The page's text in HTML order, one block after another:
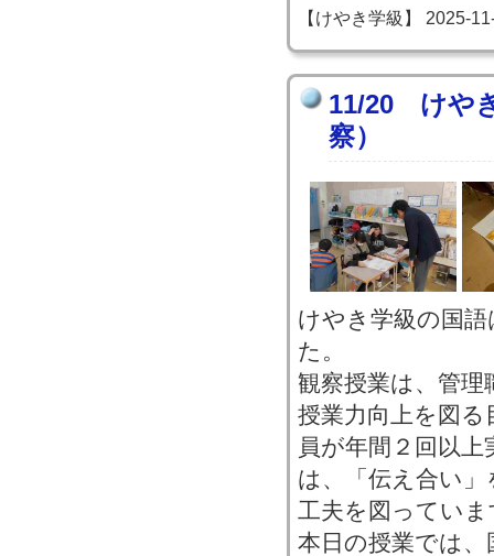
【けやき学級】 2025-
11/20 けや
察）
けやき学級の国
た。
観察授業は、管理
授業力向上を図
員が年間２回以
は、「伝え合い
工夫を図っていま
本日の授業では